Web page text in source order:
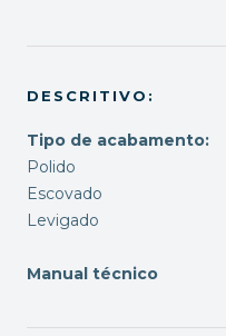
DESCRITIVO:
Tipo de acabamento:
Polido
Escovado
Levigado
Manual técnico